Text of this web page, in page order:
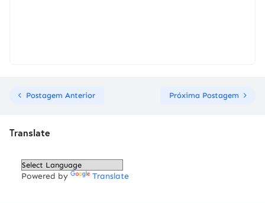
Postagem Anterior Próxima Postagem
Translate
Powered by Translate